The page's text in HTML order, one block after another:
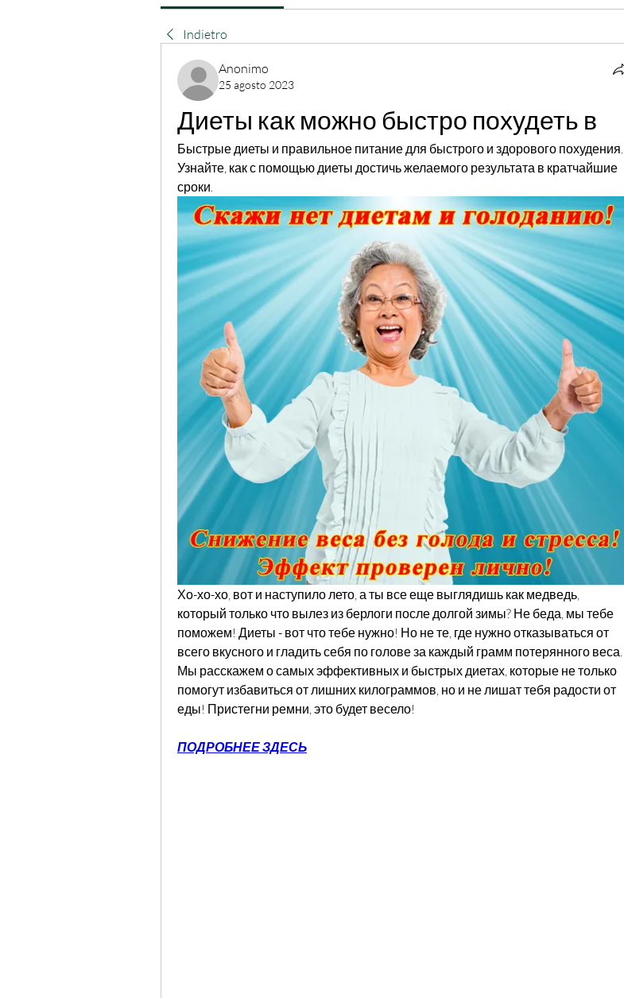
Indietro
Anonimo
25 agosto 2023
Диеты как можно быстро похудеть в
Быстрые диеты и правильное питание для быстрого и здорового похудения.
Узнайте, как с помощью диеты достичь желаемого результата в кратчайшие
сроки.
Хо-хо-хо, вот и наступило лето, а ты все еще выглядишь как медведь,
который только что вылез из берлоги после долгой зимы? Не беда, мы тебе
поможем! Диеты - вот что тебе нужно! Но не те, где нужно отказываться от
всего вкусного и гладить себя по голове за каждый грамм потерянного веса.
Мы расскажем о самых эффективных и быстрых диетах, которые не только
помогут избавиться от лишних килограммов, но и не лишат тебя радости от
еды! Пристегни ремни, это будет весело!
ПОДРОБНЕЕ ЗДЕСЬ